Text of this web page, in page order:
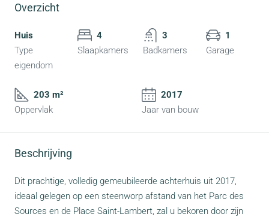
Overzicht
Huis
Type
eigendom
4
Slaapkamers
3
Badkamers
1
Garage
203 m²
Oppervlak
2017
Jaar van bouw
Beschrijving
Dit prachtige, volledig gemeubileerde achterhuis uit 2017,
ideaal gelegen op een steenworp afstand van het Parc des
Sources en de Place Saint-Lambert, zal u bekoren door zijn